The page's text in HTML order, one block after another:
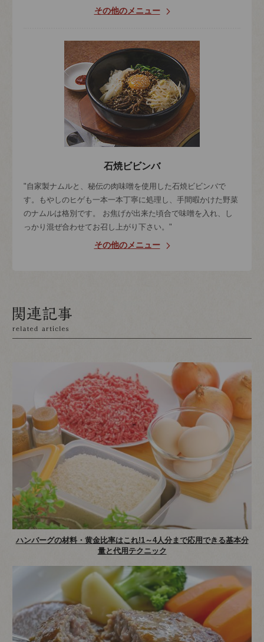
その他のメニュー
石焼ビビンバ
"自家製ナムルと、秘伝の肉味噌を使用した石焼ビビンバで
す。もやしのヒゲも一本一本丁寧に処理し、手間暇かけた野菜
のナムルは格別です。 お焦げが出来た頃合で味噌を入れ、し
っかり混ぜ合わせてお召し上がり下さい。"
その他のメニュー
ハンバーグの材料・黄金比率はこれ!1～4人分まで応用できる基本分
量と代用テクニック